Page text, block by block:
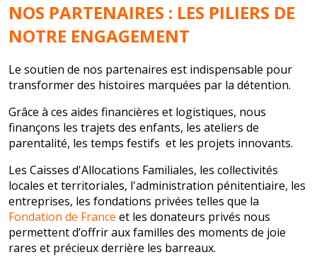
NOS PARTENAIRES : LES PILIERS DE
NOTRE ENGAGEMENT
Le soutien de nos partenaires est indispensable pour
transformer des histoires marquées par la détention.
Grâce à ces aides financières et logistiques, nous
finançons les trajets des enfants, les ateliers de
parentalité, les temps festifs et les projets innovants.
Les Caisses d'Allocations Familiales, les collectivités
locales et territoriales, l'administration pénitentiaire, les
entreprises, les fondations privées telles que la
Fondation de France et les donateurs privés nous
permettent d’offrir aux familles des moments de joie
rares et précieux derrière les barreaux.